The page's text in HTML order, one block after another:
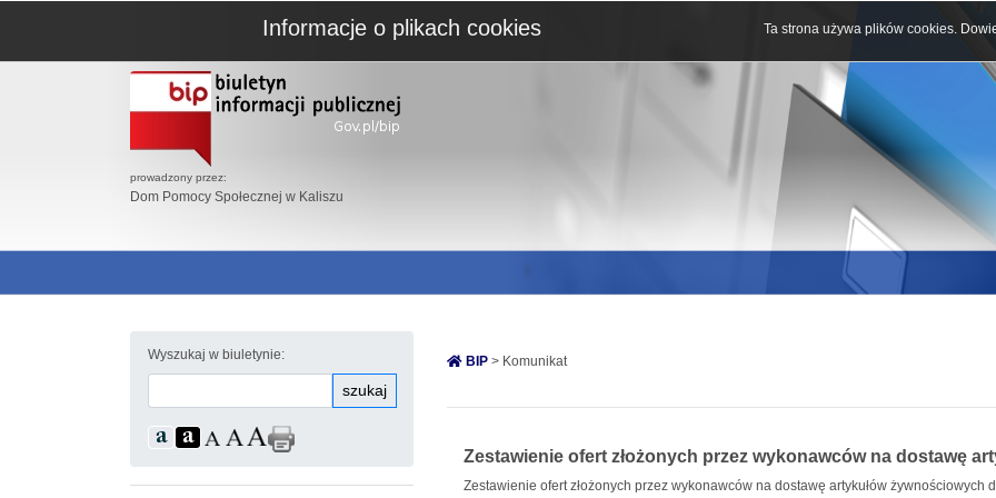
prowadzony przez:
Dom Pomocy Społecznej w Kaliszu
Wyszukaj w biuletynie:
szukaj
BIP > Komunikat
Zestawienie ofert złożonych przez wykonawców na dostawę
Zestawienie ofert złożonych przez wykonawców na dostawę artykułów żywnościowych
Informacje o plikach cookies Ta strona używa plików cookies.